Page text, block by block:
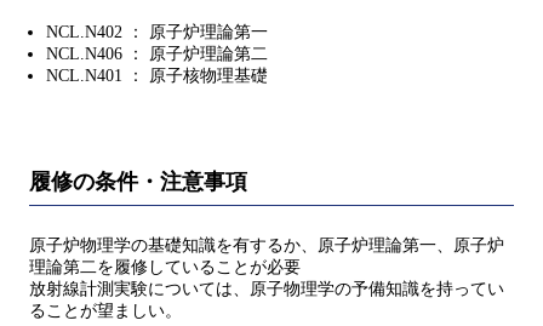
NCL.N402 ： 原子炉理論第一
NCL.N406 ： 原子炉理論第二
NCL.N401 ： 原子核物理基礎
履修の条件・注意事項
原子炉物理学の基礎知識を有するか、原子炉理論第一、原子炉
理論第二を履修していることが必要
放射線計測実験については、原子物理学の予備知識を持ってい
ることが望ましい。